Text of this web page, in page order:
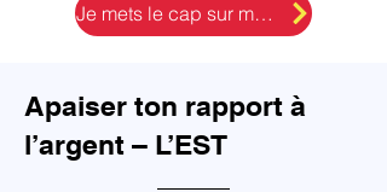
Je mets le cap sur mon business
Apaiser ton rapport à
l’argent – L’EST